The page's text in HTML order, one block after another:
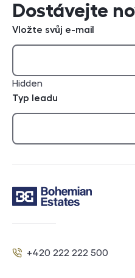
Dostávejte
Vložte svůj e-mail
Hidden
Typ leadu
Telefon
+420 222 222 500